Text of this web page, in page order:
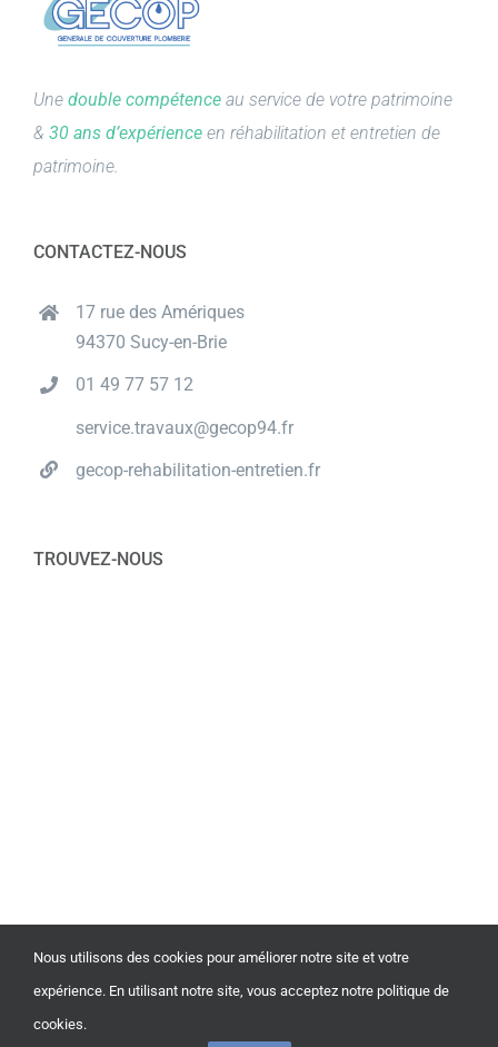
Une double compétence au service de votre patrimoine
& 30 ans d’expérience en réhabilitation et entretien de
patrimoine.
CONTACTEZ-NOUS
17 rue des Amériques
94370 Sucy-en-Brie
01 49 77 57 12
service.travaux@gecop94.fr
gecop-rehabilitation-entretien.fr
TROUVEZ-NOUS
© Copyright
Nous utilisons des cookies pour améliorer notre site et votre
expérience. En utilisant notre site, vous acceptez notre politique de
cookies.